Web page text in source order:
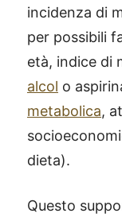
incidenza di
per possibili
età, indice di
alcol o
metabolica,
dieta).
Questo